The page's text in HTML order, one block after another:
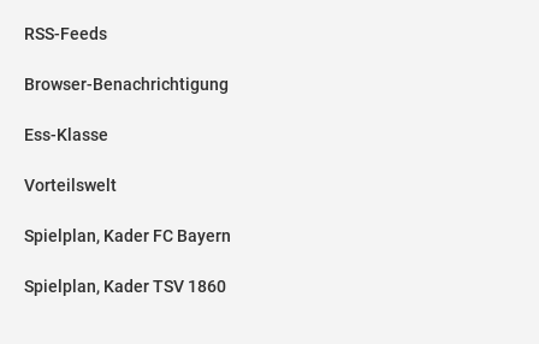
RSS-Feeds
Browser-Benachrichtigung
Ess-Klasse
Vorteilswelt
Spielplan, Kader FC Bayern
Spielplan, Kader TSV 1860